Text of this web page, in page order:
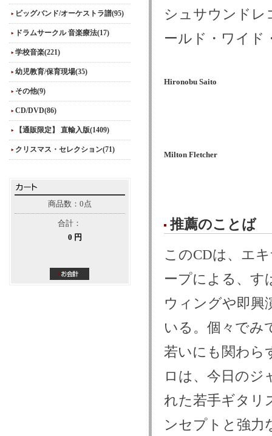
ビッグバンド/オーケストラ譜(95)
ドラムサークル 音楽療法(17)
学校音楽(221)
幼児教育/保育現場(35)
その他(9)
CD/DVD(86)
【通販限定】 直輸入版(1409)
クリスマス・セレクション(71)
商品数：0点
合計：
0 円
シュサウンドレ
ールド・ワイド
Hironobu Saito
Milton Fletcher
推薦のことば
このCDは、エ
ープによる、す
ウィングや即興
いる。個々でみ
若いにも関わら
ロは、今日のジ
れた若手ギタリ
ンセプトと強力